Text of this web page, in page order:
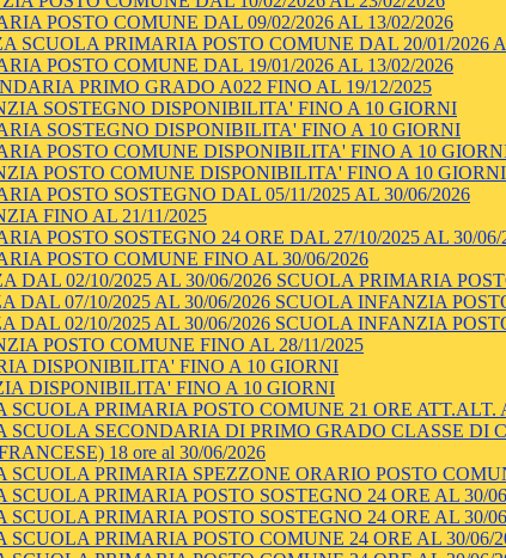
POSTO COMUNE DAL 09/02/2026 AL 13/02/2026
SCUOLA PRIMARIA POSTO COMUNE DAL 20/01/2026
POSTO COMUNE DAL 19/01/2026 AL 13/02/2026
PRIMO GRADO A022 FINO AL 19/12/2025
SOSTEGNO DISPONIBILITA' FINO A 10 GIORNI
SOSTEGNO DISPONIBILITA' FINO A 10 GIORNI
POSTO COMUNE DISPONIBILITA' FINO A 10
POSTO COMUNE DISPONIBILITA' FINO A 10 GIORNI
POSTO SOSTEGNO DAL 05/11/2025 AL 30/06/2026
FINO AL 21/11/2025
POSTO SOSTEGNO 24 ORE DAL 27/10/2025 AL 30/06/
POSTO COMUNE FINO AL 30/06/2026
DAL 02/10/2025 AL 30/06/2026 SCUOLA PRIMARIA
DAL 07/10/2025 AL 30/06/2026 SCUOLA INFANZIA
DAL 02/10/2025 AL 30/06/2026 SCUOLA INFANZIA
POSTO COMUNE FINO AL 28/11/2025
DISPONIBILITA' FINO A 10 GIORNI
DISPONIBILITA' FINO A 10 GIORNI
SCUOLA PRIMARIA POSTO COMUNE 21 ORE ATT.ALT.
SCUOLA SECONDARIA DI PRIMO GRADO CLASSE
18 ore al 30/06/2026
SCUOLA PRIMARIA SPEZZONE ORARIO POSTO
PRIMARIA POSTO SOSTEGNO 24 ORE AL 30/
PRIMARIA POSTO SOSTEGNO 24 ORE AL 30/
SCUOLA PRIMARIA POSTO COMUNE 24 ORE AL 30/06/